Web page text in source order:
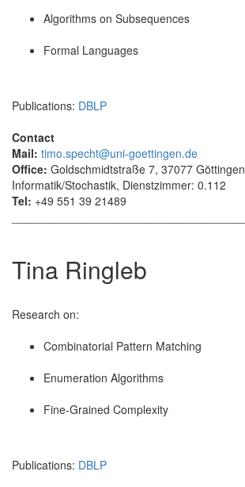
Algorithms on Subsequences
Formal Languages
Publications: DBLP
Contact
Mail: timo.specht@uni-goettingen.de
Office: Goldschmidtstraße 7, 37077 Göttingen
Informatik/Stochastik, Dienstzimmer: 0.112
Tel: +49 551 39 21489
Tina Ringleb
Research on:
Combinatorial Pattern Matching
Enumeration Algorithms
Fine-Grained Complexity
Publications: DBLP